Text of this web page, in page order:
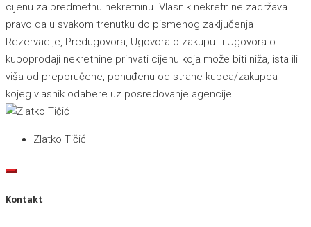
cijenu za predmetnu nekretninu. Vlasnik nekretnine zadržava
pravo da u svakom trenutku do pismenog zaključenja
Rezervacije, Predugovora, Ugovora o zakupu ili Ugovora o
kupoprodaji nekretnine prihvati cijenu koja može biti niža, ista ili
viša od preporučene, ponuđenu od strane kupca/zakupca
kojeg vlasnik odabere uz posredovanje agencije.
Zlatko Tičić
Kontakt